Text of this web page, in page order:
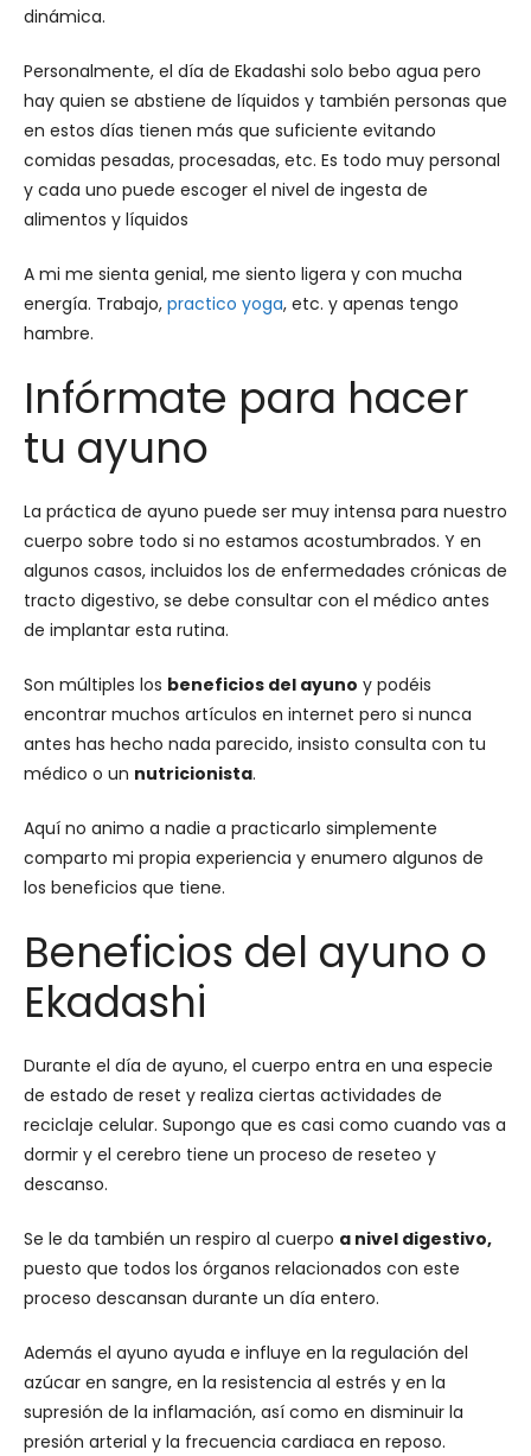
dinámica.
Personalmente, el día de Ekadashi solo bebo agua pero
hay quien se abstiene de líquidos y también personas que
en estos días tienen más que suficiente evitando
comidas pesadas, procesadas, etc. Es todo muy personal
y cada uno puede escoger el nivel de ingesta de
alimentos y líquidos
A mi me sienta genial, me siento ligera y con mucha
energía. Trabajo, practico yoga, etc. y apenas tengo
hambre.
Infórmate para hacer
tu ayuno
La práctica de ayuno puede ser muy intensa para nuestro
cuerpo sobre todo si no estamos acostumbrados. Y en
algunos casos, incluidos los de enfermedades crónicas de
tracto digestivo, se debe consultar con el médico antes
de implantar esta rutina.
Son múltiples los beneficios del ayuno y podéis
encontrar muchos artículos en internet pero si nunca
antes has hecho nada parecido, insisto consulta con tu
médico o un nutricionista.
Aquí no animo a nadie a practicarlo simplemente
comparto mi propia experiencia y enumero algunos de
los beneficios que tiene.
Beneficios del ayuno o
Ekadashi
Durante el día de ayuno, el cuerpo entra en una especie
de estado de reset y realiza ciertas actividades de
reciclaje celular. Supongo que es casi como cuando vas a
dormir y el cerebro tiene un proceso de reseteo y
descanso.
Se le da también un respiro al cuerpo a nivel digestivo,
puesto que todos los órganos relacionados con este
proceso descansan durante un día entero.
Además el ayuno ayuda e influye en la regulación del
azúcar en sangre, en la resistencia al estrés y en la
supresión de la inflamación, así como en disminuir la
presión arterial y la frecuencia cardiaca en reposo.